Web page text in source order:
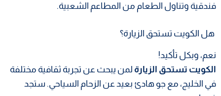
فندقية وتناول الطعام من المطاعم الشعبية.
هل الكويت تستحق الزيارة؟
نعم، وبكل تأكيد!
الكويت تستحق الزيارة لمن يبحث عن تجربة ثقافية مختلفة
في الخليج، مع جو هادئ بعيد عن الزحام السياحي. ستجد